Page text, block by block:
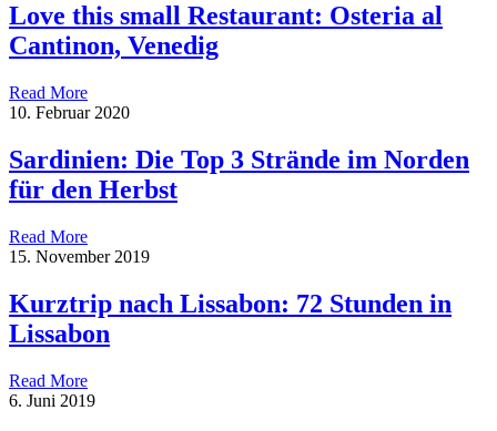
Love this small Restaurant: Osteria al
Cantinon, Venedig
Read More
10. Februar 2020
Sardinien: Die Top 3 Strände im Norden
für den Herbst
Read More
15. November 2019
Kurztrip nach Lissabon: 72 Stunden in
Lissabon
Read More
6. Juni 2019